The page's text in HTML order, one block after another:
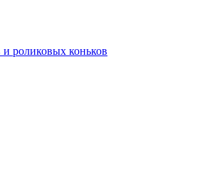
роликовых коньков